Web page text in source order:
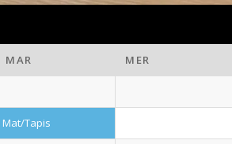
MAR MER
Mat/Tapis